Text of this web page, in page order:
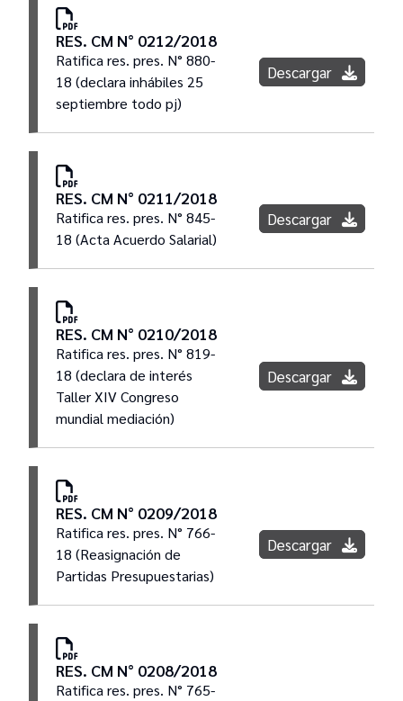
RES. CM N° 0212/2018
Ratifica res. pres. N° 880-
18 (declara inhábiles 25
septiembre todo pj)
Descargar
RES. CM N° 0211/2018
Ratifica res. pres. N° 845-
18 (Acta Acuerdo Salarial)
Descargar
RES. CM N° 0210/2018
Ratifica res. pres. N° 819-
18 (declara de interés
Taller XIV Congreso
mundial mediación)
Descargar
RES. CM N° 0209/2018
Ratifica res. pres. N° 766-
18 (Reasignación de
Partidas Presupuestarias)
Descargar
RES. CM N° 0208/2018
Ratifica res. pres. N° 765-